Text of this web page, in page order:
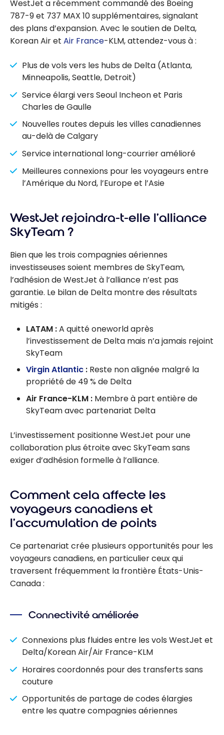
WestJet a récemment commandé des Boeing
787-9 et 737 MAX 10 supplémentaires, signalant
des plans d’expansion. Avec le soutien de Delta,
Korean Air et Air France-KLM, attendez-vous à :
Plus de vols vers les hubs de Delta (Atlanta,
Minneapolis, Seattle, Detroit)
Service élargi vers Seoul Incheon et Paris
Charles de Gaulle
Nouvelles routes depuis les villes canadiennes
au-delà de Calgary
Service international long-courrier amélioré
Meilleures connexions pour les voyageurs entre
l’Amérique du Nord, l’Europe et l’Asie
WestJet rejoindra-t-elle l’alliance
SkyTeam ?
Bien que les trois compagnies aériennes
investisseuses soient membres de SkyTeam,
l’adhésion de WestJet à l’alliance n’est pas
garantie. Le bilan de Delta montre des résultats
mitigés :
LATAM :A quitté oneworld après
l’investissement de Delta mais n’a jamais rejoint
SkyTeam
Virgin Atlantic : Reste non alignée malgré la
propriété de 49 % de Delta
Air France-KLM : Membre à part entière de
SkyTeam avec partenariat Delta
L’investissement positionne WestJet pour une
collaboration plus étroite avec SkyTeam sans
exiger d’adhésion formelle à l’alliance.
Comment cela affecte les
voyageurs canadiens et
l’accumulation de points
Ce partenariat crée plusieurs opportunités pour les
voyageurs canadiens, en particulier ceux qui
traversent fréquemment la frontière États-Unis-
Canada :
Connectivité améliorée
Connexions plus fluides entre les vols WestJet et
Delta/Korean Air/Air France-KLM
Horaires coordonnés pour des transferts sans
couture
Opportunités de partage de codes élargies
entre les quatre compagnies aériennes